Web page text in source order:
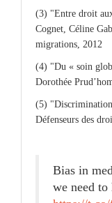
(3) "Entre droit
Cognet, Céline
migrations, 2012
(4) "Du « soin
Dorothée
(5)
Défenseurs des
Bias in
we need to